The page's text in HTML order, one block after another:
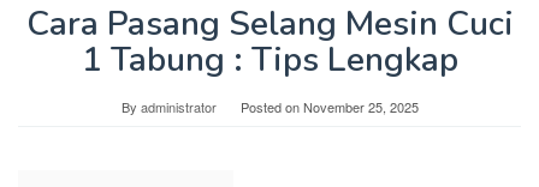
Cara Pasang Selang Mesin Cuci
1 Tabung : Tips Lengkap
By administrator Posted onNovember 25, 2025